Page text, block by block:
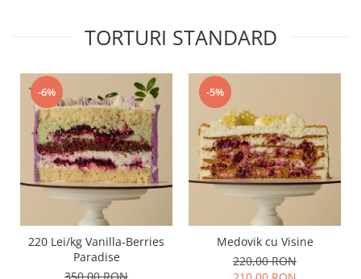
TORTURI STANDARD
-6%
220 Lei/kg Vanilla-Berries
Paradise
-5%
Medovik cu Visine
220,00 RON